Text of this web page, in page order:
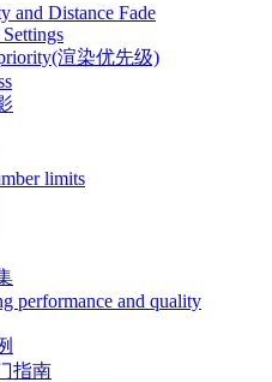
and Distance Fade
渲染优先级)
limits
performance and quality
指南